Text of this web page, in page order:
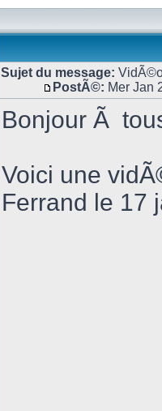
Sujet du message:
PostÃ©: Mer Jan
Bonjour Ã
Voici une
Ferrand le 17